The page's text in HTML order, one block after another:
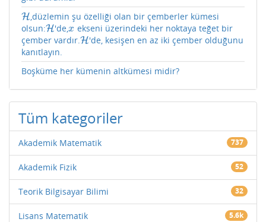
H
H ,düzlemin şu özelliği olan bir çemberler kümesi
olsun:H
H 'de,x
x ekseni üzerindeki her noktaya teğet bir
çember vardır.H
H 'de, kesişen en az iki çember olduğunu
kanıtlayın.
Boşküme her kümenin altkümesi midir?
Tüm kategoriler
Akademik Matematik 737
Akademik Fizik 52
Teorik Bilgisayar Bilimi 32
Lisans Matematik 5.6k